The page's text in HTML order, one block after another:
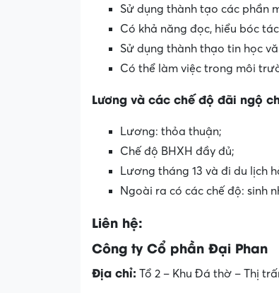
Sử dụng thành tạo các phần
Có khả năng đọc, hiểu bóc
Sử dụng thành thạo tin học
Có thể làm việc trong môi
Lương và các chế độ đãi ngộ
Lương: thỏa thuận;
Chế độ BHXH đầy đủ;
Lương tháng 13 và đi du lịch
Ngoài ra có các chế độ: sinh
Liên hệ:
Công ty Cổ phần Đại Phan
Địa chỉ: Tổ 2 – Khu Đá thờ – Thị